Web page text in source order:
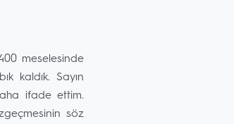
meselesinde
kaldık. Sayın
ifade ettim.
söz